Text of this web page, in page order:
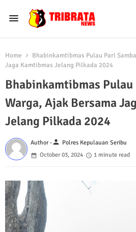
Home
Bhabinkamtibmas Pulau Pari
Jaga Kamtibmas Jelang Pilkada 2024
Bhabinkamtibmas Pulau
Warga, Ajak Bersama
Jelang Pilkada 2024
Author -person Polres Kepulauan Seribu
October 03, 2024
1 minute read